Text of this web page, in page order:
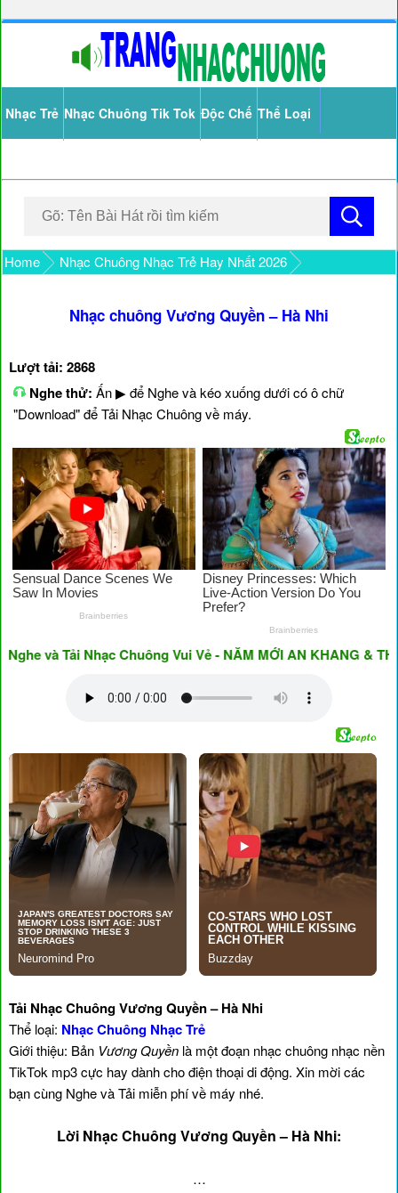
Nhạc Trẻ Nhạc Chuông Tik Tok Độc Chế Thể Loại
Home Nhạc Chuông Nhạc Trẻ Hay Nhất 2026
Nhạc chuông Vương Quyền – Hà Nhi
Lượt tải: 2868
Nghe thử: Ấn ▶ để Nghe và kéo xuống dưới có ô chữ
"Download" để Tải Nhạc Chuông về máy.
và Tải Nhạc Chuông Vui Vẻ - NĂM MỚI AN KHANG & THỊNH
Tải Nhạc Chuông Vương Quyền – Hà Nhi
Thể loại: Nhạc Chuông Nhạc Trẻ
Giới thiệu: Bản Vương Quyền là một đoạn nhạc chuông nhạc nền
TikTok mp3 cực hay dành cho điện thoại di động. Xin mời các
bạn cùng Nghe và Tải miễn phí về máy nhé.
Lời Nhạc Chuông Vương Quyền – Hà Nhi:
…